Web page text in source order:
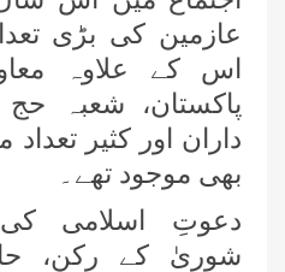
عازمین کی بڑی
اس کے علاوہ
پاکستان، شعبہ
داران اور کثیر
بھی موجود تھے۔
دعوتِ اسلامی
شوریٰ کے رکن،